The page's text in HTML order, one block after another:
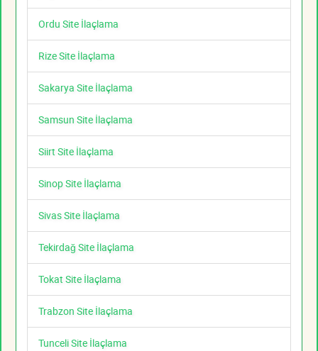
Ordu Site İlaçlama
Rize Site İlaçlama
Sakarya Site İlaçlama
Samsun Site İlaçlama
Siirt Site İlaçlama
Sinop Site İlaçlama
Sivas Site İlaçlama
Tekirdağ Site İlaçlama
Tokat Site İlaçlama
Trabzon Site İlaçlama
Tunceli Site İlaçlama